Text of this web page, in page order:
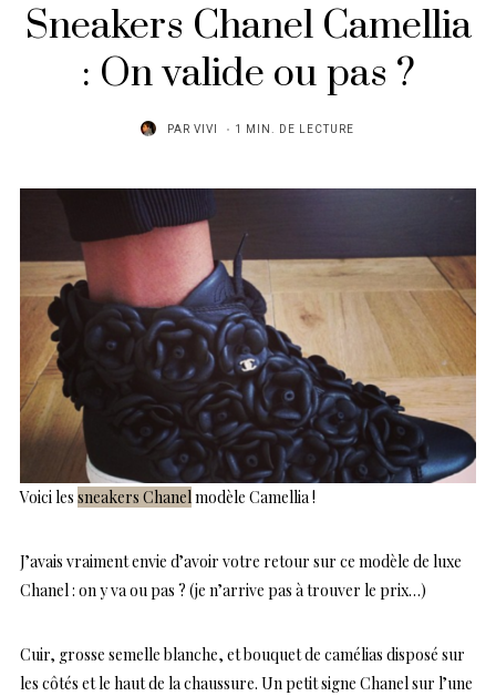
Sneakers Chanel Camellia
: On valide ou pas ?
PAR VIVI 1 MIN. DE LECTURE
Voici les sneakers Chanelmodèle Camellia !
J’avais vraiment envie d’avoir votre retour sur ce modèle de luxe
Chanel : on y va ou pas ? (je n’arrive pas à trouver le prix…)
Cuir, grosse semelle blanche, et bouquet de camélias disposé sur
les côtés et le haut de la chaussure. Un petit signe Chanel sur l’une